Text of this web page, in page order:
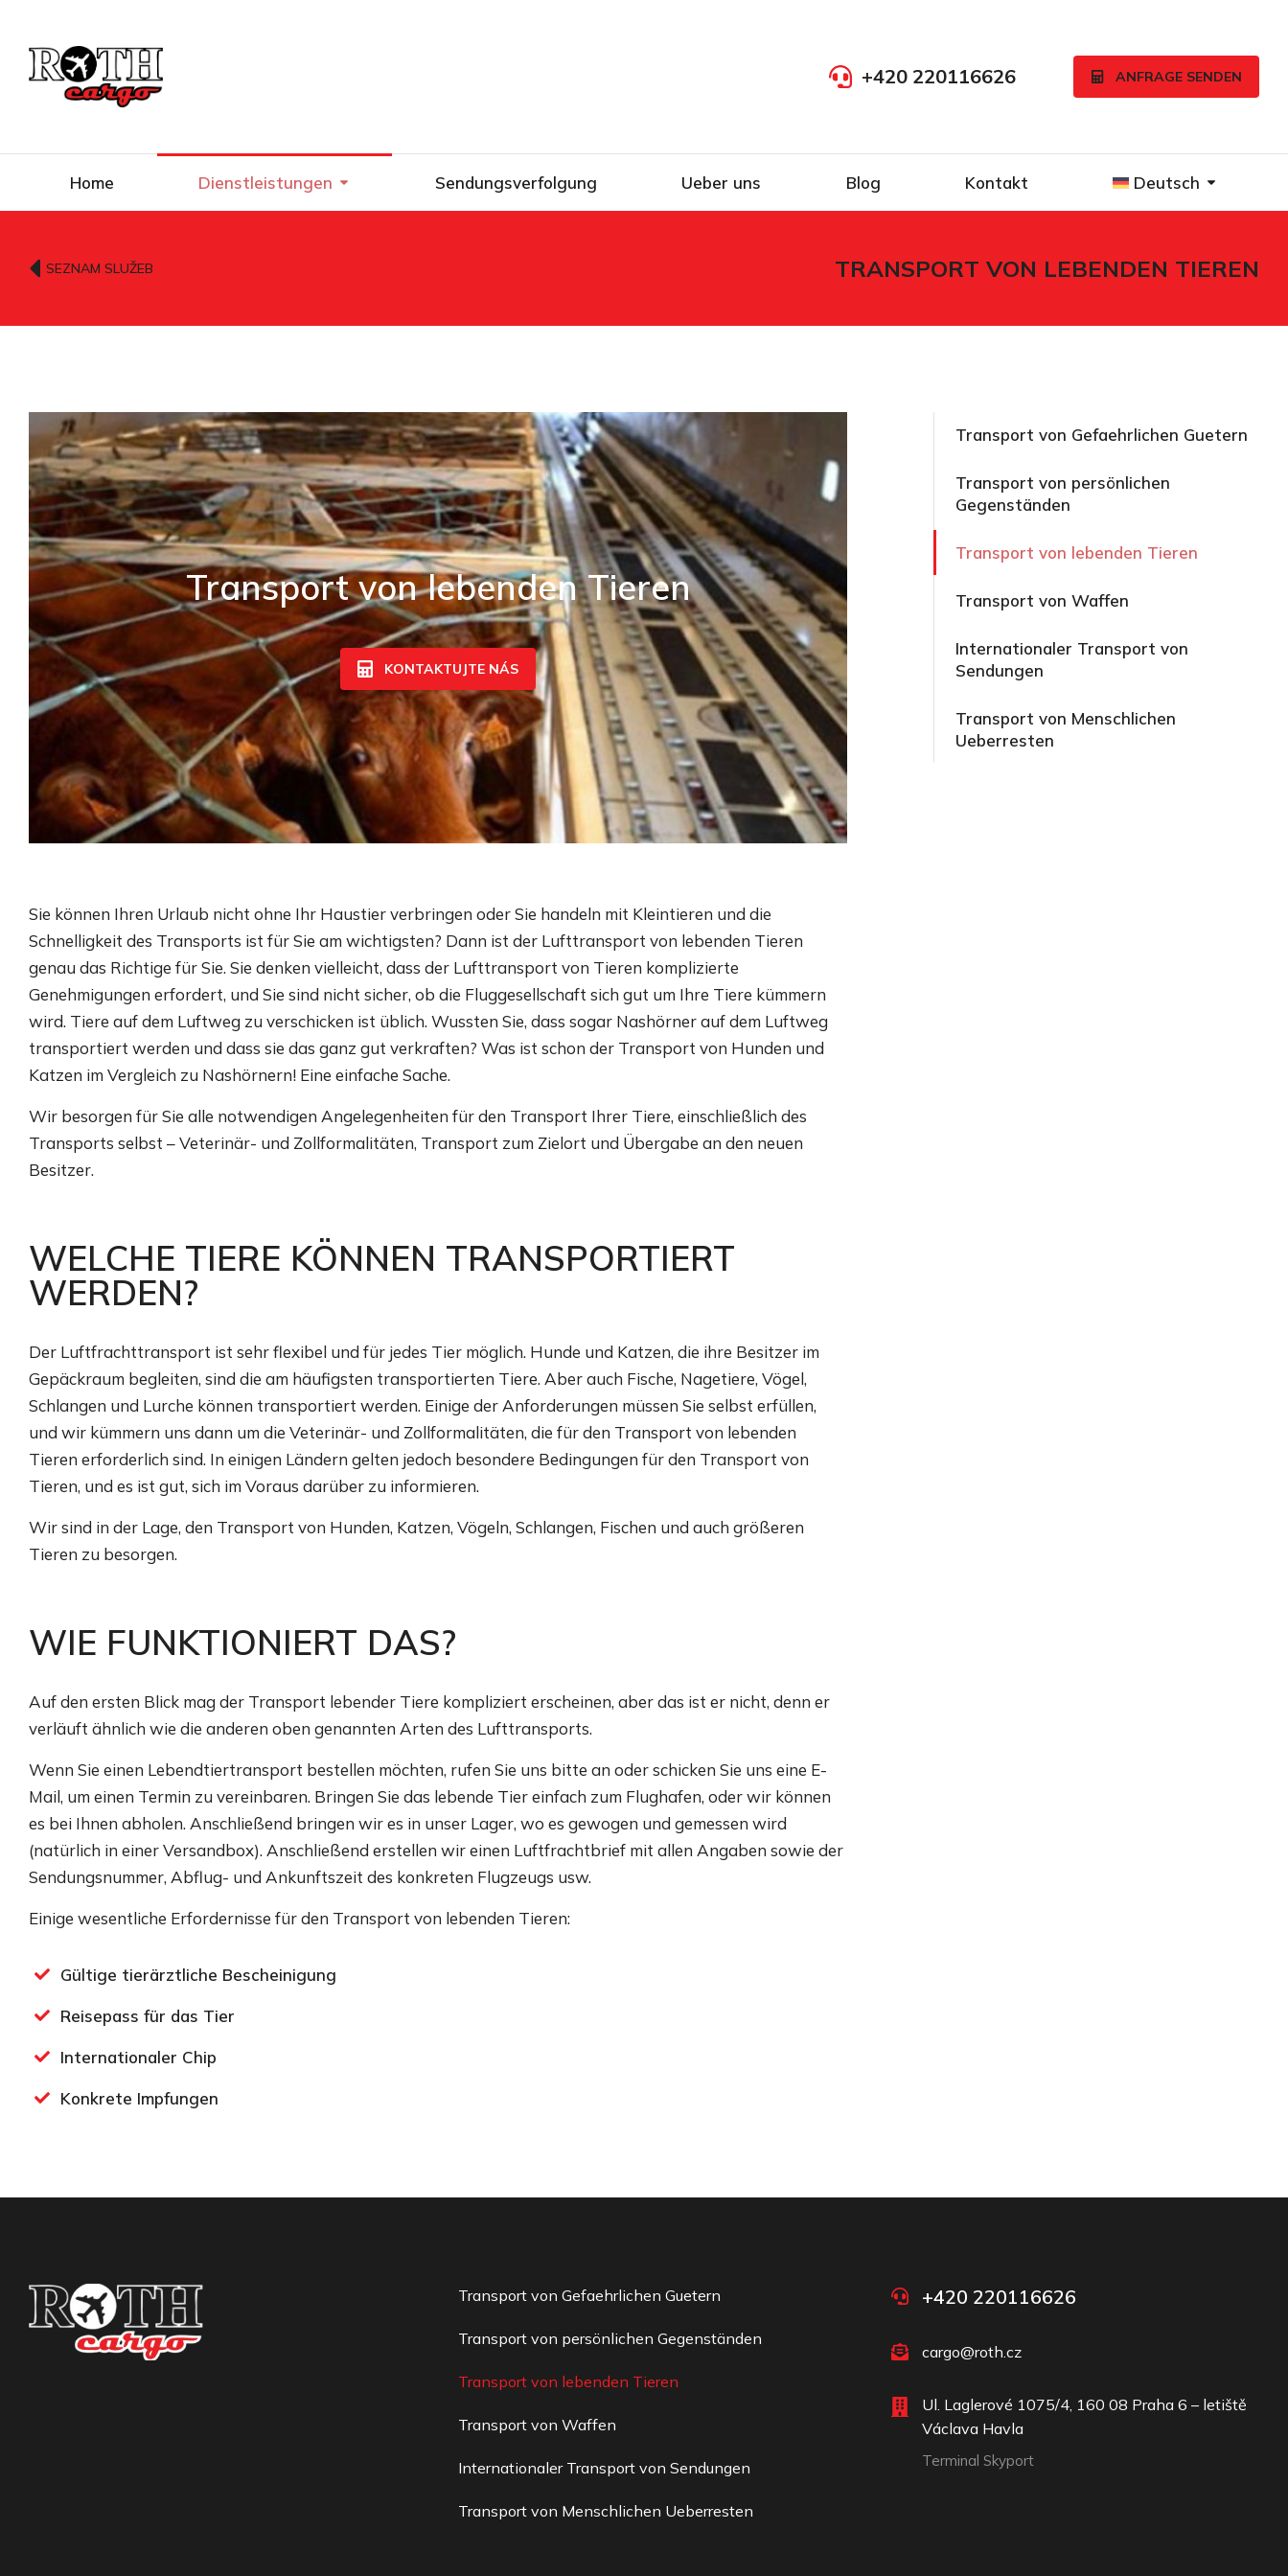
+420 220116626 ANFRAGE SENDEN
Home Dienstleistungen Sendungsverfolgung Ueber uns Blog Kontakt Deutsch
SEZNAM SLUŽEB TRANSPORT VON LEBENDEN TIEREN
Transport von lebenden Tieren
KONTAKTUJTE NÁS
Sie können Ihren Urlaub nicht ohne Ihr Haustier verbringen oder Sie handeln mit Kleintieren und die
Schnelligkeit des Transports ist für Sie am wichtigsten? Dann ist der Lufttransport von lebenden Tieren
genau das Richtige für Sie. Sie denken vielleicht, dass der Lufttransport von Tieren komplizierte
Genehmigungen erfordert, und Sie sind nicht sicher, ob die Fluggesellschaft sich gut um Ihre Tiere kümmern
wird. Tiere auf dem Luftweg zu verschicken ist üblich. Wussten Sie, dass sogar Nashörner auf dem Luftweg
transportiert werden und dass sie das ganz gut verkraften? Was ist schon der Transport von Hunden und
Katzen im Vergleich zu Nashörnern! Eine einfache Sache.
Wir besorgen für Sie alle notwendigen Angelegenheiten für den Transport Ihrer Tiere, einschließlich des
Transports selbst – Veterinär- und Zollformalitäten, Transport zum Zielort und Übergabe an den neuen
Besitzer.
WELCHE TIERE KÖNNEN TRANSPORTIERT
WERDEN?
Der Luftfrachttransport ist sehr flexibel und für jedes Tier möglich. Hunde und Katzen, die ihre Besitzer im
Gepäckraum begleiten, sind die am häufigsten transportierten Tiere. Aber auch Fische, Nagetiere, Vögel,
Schlangen und Lurche können transportiert werden. Einige der Anforderungen müssen Sie selbst erfüllen,
und wir kümmern uns dann um die Veterinär- und Zollformalitäten, die für den Transport von lebenden
Tieren erforderlich sind. In einigen Ländern gelten jedoch besondere Bedingungen für den Transport von
Tieren, und es ist gut, sich im Voraus darüber zu informieren.
Wir sind in der Lage, den Transport von Hunden, Katzen, Vögeln, Schlangen, Fischen und auch größeren
Tieren zu besorgen.
WIE FUNKTIONIERT DAS?
Auf den ersten Blick mag der Transport lebender Tiere kompliziert erscheinen, aber das ist er nicht, denn er
verläuft ähnlich wie die anderen oben genannten Arten des Lufttransports.
Wenn Sie einen Lebendtiertransport bestellen möchten, rufen Sie uns bitte an oder schicken Sie uns eine E-
Mail, um einen Termin zu vereinbaren. Bringen Sie das lebende Tier einfach zum Flughafen, oder wir können
es bei Ihnen abholen. Anschließend bringen wir es in unser Lager, wo es gewogen und gemessen wird
(natürlich in einer Versandbox). Anschließend erstellen wir einen Luftfrachtbrief mit allen Angaben sowie der
Sendungsnummer, Abflug- und Ankunftszeit des konkreten Flugzeugs usw.
Einige wesentliche Erfordernisse für den Transport von lebenden Tieren:
Gültige tierärztliche Bescheinigung
Reisepass für das Tier
Internationaler Chip
Konkrete Impfungen
Transport von Gefaehrlichen Guetern
Transport von persönlichen
Gegenständen
Transport von lebenden Tieren
Transport von Waffen
Internationaler Transport von
Sendungen
Transport von Menschlichen
Ueberresten
Transport von Gefaehrlichen Guetern
Transport von persönlichen Gegenständen
Transport von lebenden Tieren
Transport von Waffen
Internationaler Transport von Sendungen
Transport von Menschlichen Ueberresten
+420 220116626
cargo@roth.cz
Ul. Laglerové 1075/4, 160 08 Praha 6 – letiště
Václava Havla
Terminal Skyport